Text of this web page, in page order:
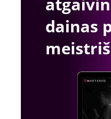
dainas